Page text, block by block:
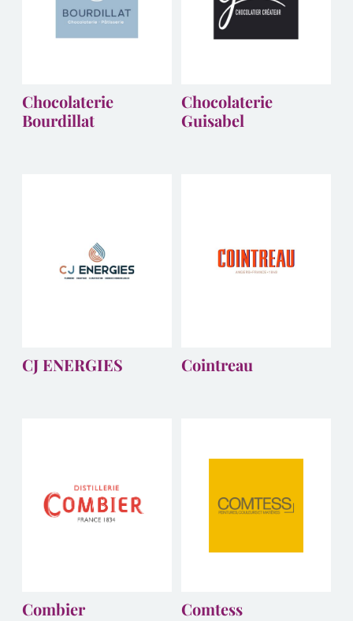
Chocolaterie
Bourdillat
Chocolaterie
Guisabel
CJ ENERGIES Cointreau
Combier Comtess